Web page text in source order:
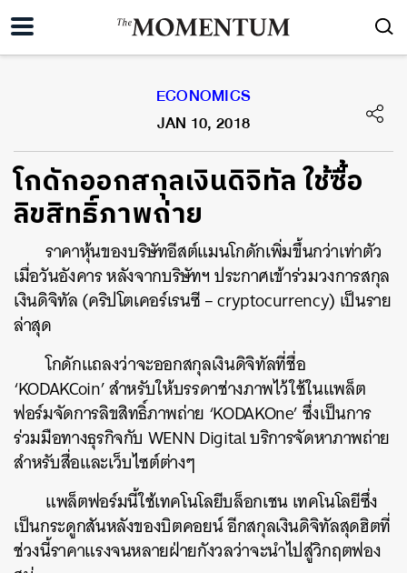
ECONOMICS
JAN 10, 2018
โกดักออกสกุลเงินดิจิทัล ใช้ซื้อ
ลิขสิทธิ์ภาพถ่าย
ราคาหุ้นของบริษัทอีสต์แมนโกดักเพิ่มขึ้นกว่าเท่าตัว
เมื่อวันอังคาร หลังจากบริษัทฯ ประกาศเข้าร่วมวงการสกุล
เงินดิจิทัล (คริปโตเคอร์เรนซี – cryptocurrency) เป็นราย
ล่าสุด
โกดักแถลงว่าจะออกสกุลเงินดิจิทัลที่ชื่อ
‘KODAKCoin’ สำหรับให้บรรดาช่างภาพไว้ใช้ในแพล็ต
ฟอร์มจัดการลิขสิทธิ์ภาพถ่าย ‘KODAKOne’ ซึ่งเป็นการ
ร่วมมือทางธุรกิจกับ WENN Digital บริการจัดหาภาพถ่าย
สำหรับสื่อและเว็บไซต์ต่างๆ
แพล็ตฟอร์มนี้ใช้เทคโนโลยีบล็อกเชน เทคโนโลยีซึ่ง
เป็นกระดูกสันหลังของบิตคอยน์ อีกสกุลเงินดิจิทัลสุดฮิตที่
ช่วงนี้ราคาแรงจนหลายฝ่ายกังวลว่าจะนำไปสู่วิกฤตฟอง